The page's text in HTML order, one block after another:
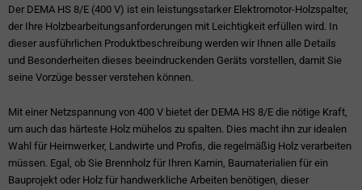
Der DEMA HS 8/E (400 V) ist ein leistungsstarker Elektromotor-Holzspalter,
der Ihre Holzbearbeitungsanforderungen mit Leichtigkeit erfüllen wird. In
dieser ausführlichen Produktbeschreibung werden wir Ihnen alle Details
und Besonderheiten dieses beeindruckenden Geräts vorstellen, damit Sie
seine Vorzüge besser verstehen können.
Mit einer Netzspannung von 400 V bietet der DEMA HS 8/E die nötige Kraft,
um auch das härteste Holz mühelos zu spalten. Dies macht ihn zur idealen
Wahl für Heimwerker, Landwirte und Profis, die regelmäßig Holz verarbeiten
müssen. Egal, ob Sie Brennholz für Ihren Kamin, Baumaterialien für ein
Bauprojekt oder Holz für handwerkliche Arbeiten benötigen, dieser